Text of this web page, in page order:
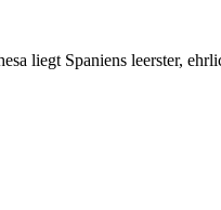
liegt Spaniens leerster,